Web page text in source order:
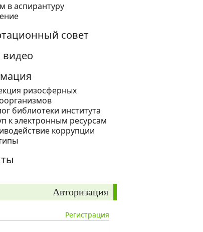
в аспирантуру
совет
ризосферных
библиотеки института
к электронным ресурсам
коррупции
Авторизация
Регистрация